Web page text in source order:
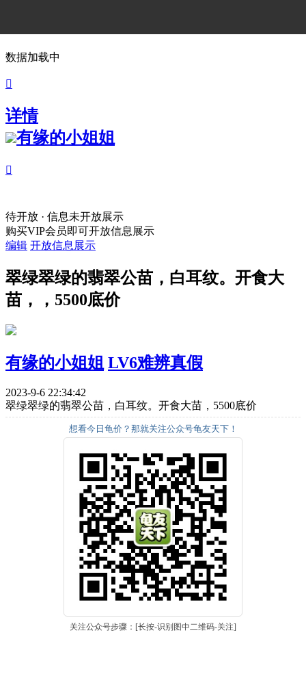
数据加载中

详情
有缘的小姐姐

待开放 · 信息未开放展示
购买VIP会员即可开放信息展示
编辑 开放信息展示
翠绿翠绿的翡翠公苗，白耳纹。开食大
苗，，5500底价
有缘的小姐姐 LV6难辨真假
2023-9-6 22:34:42
翠绿翠绿的翡翠公苗，白耳纹。开食大苗，5500底价
想看今日龟价？那就关注公众号龟友天下！
关注公众号步骤：[长按-识别图中二维码-关注]